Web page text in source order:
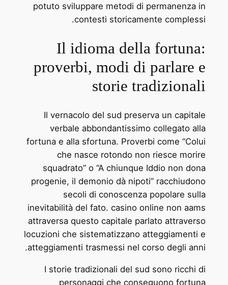
potuto sviluppare metodi di permanenza in
contesti storicamente complessi.
Il idioma della fortuna:
proverbi, modi di parlare e
storie tradizionali
Il vernacolo del sud preserva un capitale
verbale abbondantissimo collegato alla
fortuna e alla sfortuna. Proverbi come “Colui
che nasce rotondo non riesce morire
squadrato” o “A chiunque Iddio non dona
progenie, il demonio dà nipoti” racchiudono
secoli di conoscenza popolare sulla
inevitabilità del fato. casino online non aams
attraversa questo capitale parlato attraverso
locuzioni che sistematizzano atteggiamenti e
atteggiamenti trasmessi nel corso degli anni.
I storie tradizionali del sud sono ricchi di
personaggi che conseguono fortuna